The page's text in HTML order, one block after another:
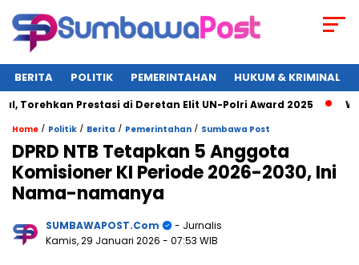
BERITA POLITIK PEMERINTAHAN HUKUM & KRIMINAL
Prestasi di Deretan Elit UN-Polri Award 2025 Wagub
Home / Politik / Berita / Pemerintahan / Sumbawa Post
DPRD NTB Tetapkan 5 Anggota
Komisioner KI Periode 2026-2030, Ini
Nama-namanya
SUMBAWAPOST.com
- Jurnalis
Kamis, 29 Januari 2026 - 07:53 WIB